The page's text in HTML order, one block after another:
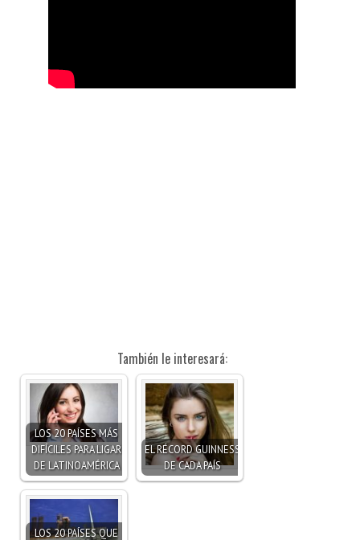
También le interesará:
LOS 20 PAÍSES MÁS
DIFÍCILES PARA LIGAR
DE LATINOAMÉRICA
EL RÉCORD GUINNESS
DE CADA PAÍS
LOS 20 PAÍSES QUE